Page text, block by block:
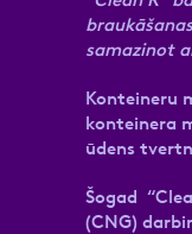
samazinot
Konteineru
konteinera
ūdens
Šogad
(CNG)